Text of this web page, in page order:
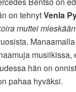
on tehnytVenla
muttei mieskään
Manaamalla
musiikissa,
hän on
pahaa hyväksi.